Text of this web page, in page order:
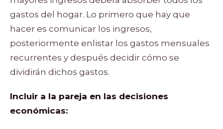
gastos del hogar. Lo primero que hay que
hacer es comunicar los ingresos,
posteriormente enlistar los gastos mensuales
recurrentes y después decidir cómo se
dividirán dichos gastos.
Incluir a la pareja en las decisiones
económicas: